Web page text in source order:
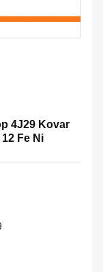
4J29 Kovar
Fe Ni